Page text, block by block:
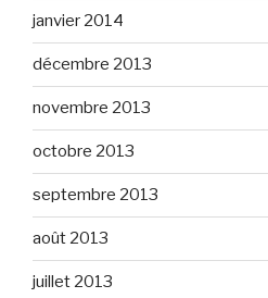
janvier 2014
décembre 2013
novembre 2013
octobre 2013
septembre 2013
août 2013
juillet 2013